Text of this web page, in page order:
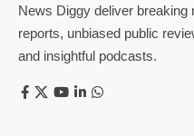
News Diggy deliver breaking
reports, unbiased public
and insightful podcasts.